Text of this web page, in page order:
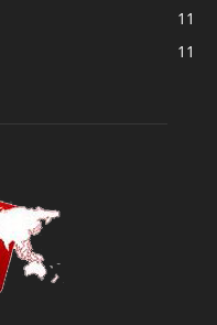
11
11